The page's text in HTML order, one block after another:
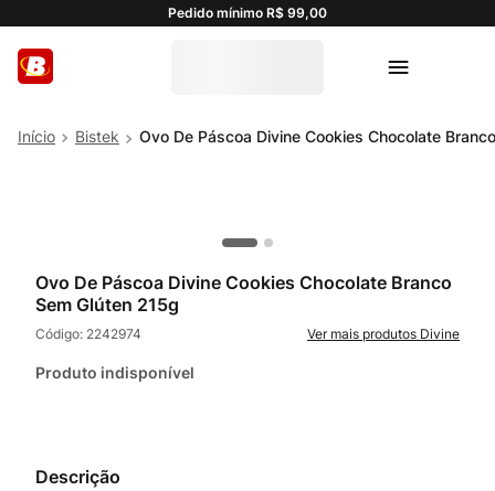
Pedido mínimo R$ 99,00
Bistek Ovo De Páscoa Divine Cookies Chocolate
Ovo De Páscoa Divine Cookies Chocolate Branco
Sem Glúten 215g
Código: 2242974 Divine
Produto indisponível
Descrição